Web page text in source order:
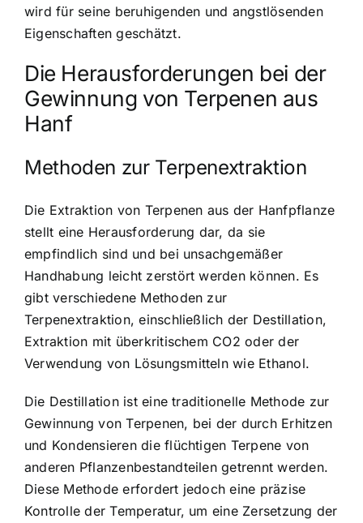
wird für seine beruhigenden und angstlösenden
Eigenschaften geschätzt.
Die Herausforderungen bei der
Gewinnung von Terpenen aus
Hanf
Methoden zur Terpenextraktion
Die Extraktion von Terpenen aus der Hanfpflanze
stellt eine Herausforderung dar, da sie
empfindlich sind und bei unsachgemäßer
Handhabung leicht zerstört werden können. Es
gibt verschiedene Methoden zur
Terpenextraktion, einschließlich der Destillation,
Extraktion mit überkritischem CO2 oder der
Verwendung von Lösungsmitteln wie Ethanol.
Die Destillation ist eine traditionelle Methode zur
Gewinnung von Terpenen, bei der durch Erhitzen
und Kondensieren die flüchtigen Terpene von
anderen Pflanzenbestandteilen getrennt werden.
Diese Methode erfordert jedoch eine präzise
Kontrolle der Temperatur, um eine Zersetzung der